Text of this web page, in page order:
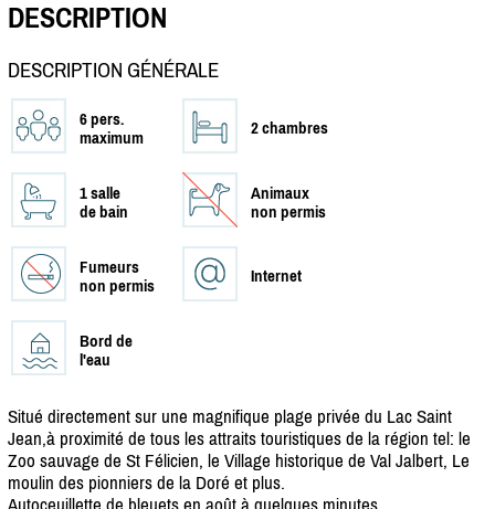
DESCRIPTION
DESCRIPTION GÉNÉRALE
6 pers.
maximum
2 chambres
1 salle
de bain
Animaux
non permis
Fumeurs
non permis
Internet
Bord de
l'eau
Situé directement sur une magnifique plage privée du Lac Saint
Jean,à proximité de tous les attraits touristiques de la région tel: le
Zoo sauvage de St Félicien, le Village historique de Val Jalbert, Le
moulin des pionniers de la Doré et plus.
Autoceuillette de bleuets en août à quelques minutes.